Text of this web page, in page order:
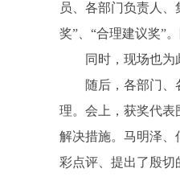
员、各部门负责人
奖”、“合理建议奖”
同时，现场也为
随后，各部门、
理。会上，获奖代表
解决措施。马明泽、
彩点评、提出了殷切